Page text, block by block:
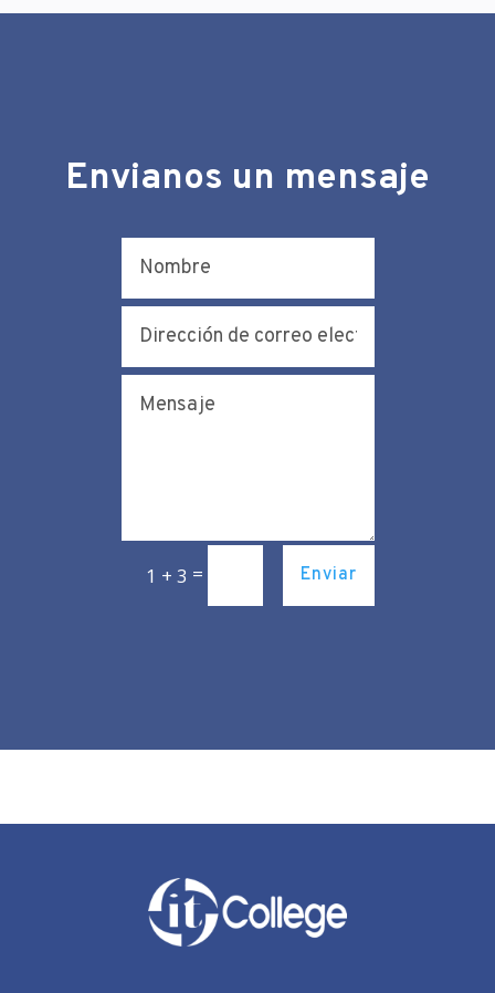
Envianos un mensaje
1 + 3 = Enviar